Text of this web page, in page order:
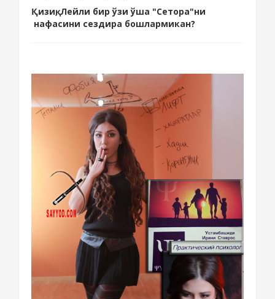
Қизиқ, Лейли бир ўзи ўша "Сетора"ни
нафасини сездира бошлармикан?